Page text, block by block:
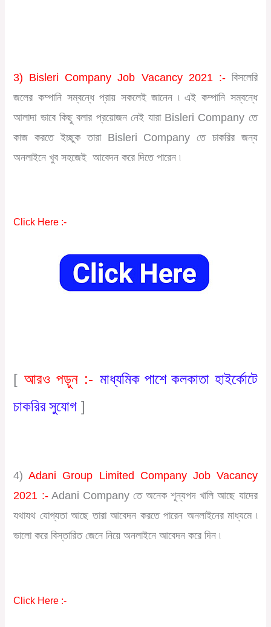
3) Bisleri Company Job Vacancy 2021 :-বিসলেরি
জলের কম্পানি সম্বন্ধে প্রায় সকলেই জানেন ৷ এই কম্পানি সম্বন্ধে
আলাদা ভাবে কিছু বলার প্রয়োজন নেই যারা Bisleri Company তে
কাজ করতে ইচ্ছুক তারা Bisleri Company তে চাকরির জন্য
অনলাইনে খুব সহজেই আবেদন করে দিতে পারেন ৷
Click Here :-
[ আরও পড়ুন :- মাধ্যমিক পাশে কলকাতা হাইর্কোটে
চাকরির সুযোগ ]
4)Adani Group Limited Company Job Vacancy
2021 :- Adani Company তে অনেক শূন্যপদ খালি আছে যাদের
যথাযথ যোগ্যতা আছে তারা আবেদন করতে পারেন অনলাইনের মাধ্যমে ৷
ভালো করে বিস্তারিত জেনে নিয়ে অনলাইনে আবেদন করে দিন ৷
Click Here :-